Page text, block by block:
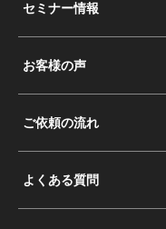
セミナー情報
お客様の声
ご依頼の流れ
よくある質問